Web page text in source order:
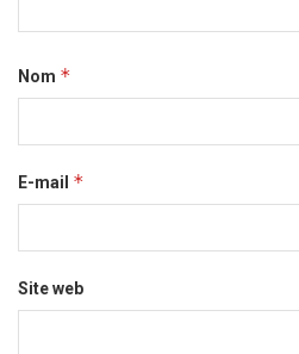
Nom *
E-mail *
Site web